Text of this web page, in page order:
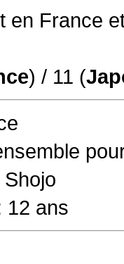
en France
) / 11 (
Shojo
12 ans